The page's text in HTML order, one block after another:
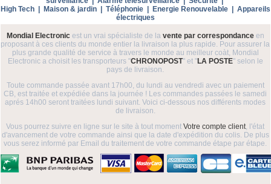
High Tech| Maison & jardin| Téléphonie| Energie Renouvelable| Appareils
électriques
Mondial Electronicest un vrai spécialiste de la vente par correspondanceen
proposant à ces clients du monde entier la livraison la plus rapide. Pour assurer la
plus grande qualité de service à travers le monde au meilleur coàt, Mondial
Electronic a choisit les transporteurs "CHRONOPOST" et "LA POSTE" selon le
pays de livraison.
Toute commande passée avant 17h00, du lundi au vendredi avec un paiement
CB, est traitée et expédiée dans la journée ! Les commandes passées le samedi
aprés 14h00 seront traitées lundi suivant. Voici ci-dessous nos différents modes
de livraison.
Vous pourrez suivre en ligne sur le site à tout momentVotre compte client , l'état
d'avancement de votre commande ainsi que la date d'expédition du colis. De plus
vous serez informé par Email du traitement de votre commande étape par étape.